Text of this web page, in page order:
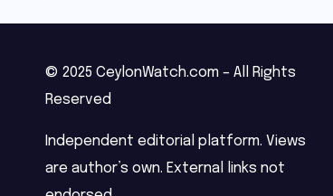
© 2025 CeylonWatch.com – All Rights
Reserved
Independent editorial platform. Views
are author’s own. External links not